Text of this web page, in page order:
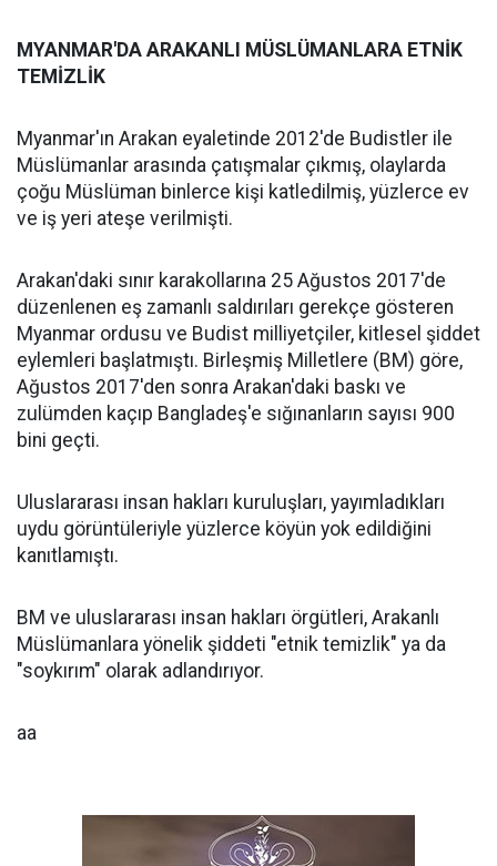
MYANMAR'DA ARAKANLI MÜSLÜMANLARA ETNİK
TEMİZLİK
Myanmar'ın Arakan eyaletinde 2012'de Budistler ile
Müslümanlar arasında çatışmalar çıkmış, olaylarda
çoğu Müslüman binlerce kişi katledilmiş, yüzlerce ev
ve iş yeri ateşe verilmişti.
Arakan'daki sınır karakollarına 25 Ağustos 2017'de
düzenlenen eş zamanlı saldırıları gerekçe gösteren
Myanmar ordusu ve Budist milliyetçiler, kitlesel şiddet
eylemleri başlatmıştı. Birleşmiş Milletlere (BM) göre,
Ağustos 2017'den sonra Arakan'daki baskı ve
zulümden kaçıp Bangladeş'e sığınanların sayısı 900
bini geçti.
Uluslararası insan hakları kuruluşları, yayımladıkları
uydu görüntüleriyle yüzlerce köyün yok edildiğini
kanıtlamıştı.
BM ve uluslararası insan hakları örgütleri, Arakanlı
Müslümanlara yönelik şiddeti "etnik temizlik" ya da
"soykırım" olarak adlandırıyor.
aa